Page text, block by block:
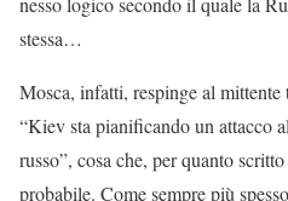
stessa…
Mosca, infatti, respinge al mittente
“Kiev sta pianificando un attacco
russo”, cosa che, per quanto
probabile. Come sempre più